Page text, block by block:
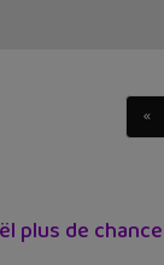
«
plus de